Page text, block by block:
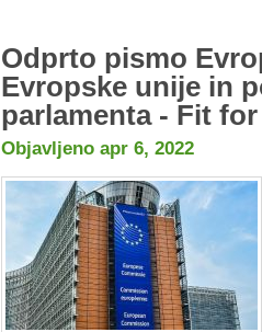
Odprto pismo
Evropske unije in
parlamenta - Fit for
Objavljeno apr 6, 2022